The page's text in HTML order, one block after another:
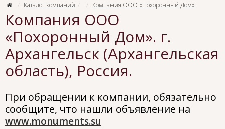
Каталог компаний Компания ООО «Похоронный Дом»
Компания ООО
«Похоронный Дом». г.
Архангельск (Архангельская
область), Россия.
При обращении к компании, обязательно
сообщите, что нашли объявление на
www.monuments.su